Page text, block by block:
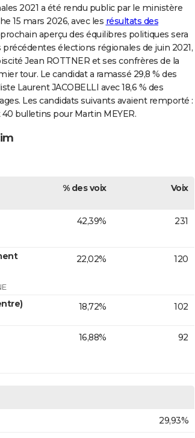
2021 a été rendu public par le ministère
15 mars 2026, avec les résultats des
prochain aperçu des équilibres politiques sera
élections régionales de juin 2021,
Jean ROTTNER et ses confrères de la
tour. Le candidat a ramassé 29,8 % des
Laurent JACOBELLI avec 18,6 % des
Les candidats suivants avaient remporté :
40 bulletins pour Martin MEYER.
% des voix Voix
42,39% 231
22,02% 120
18,72% 102
16,88% 92
29,93%